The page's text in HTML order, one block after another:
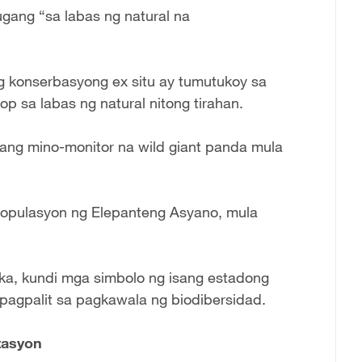
“sa labas ng natural na
konserbasyong ex situ ay tumutukoy sa
sa labas ng natural nitong tirahan.
mino-monitor na wild giant panda mula
ng Elepanteng Asyano, mula
kundi mga simbolo ng isang estadong
sa pagkawala ng biodibersidad.